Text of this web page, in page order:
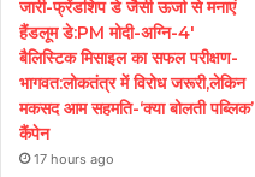
जारी-फ्रेंडशिप डे जैसी ऊर्जा से मनाएं
हैंडलूम डे:PM मोदी-अग्नि-4′
बैलिस्टिक मिसाइल का सफल परीक्षण-
भागवत:लोकतंत्र में विरोध जरूरी,लेकिन
मकसद आम सहमति-‘क्या बोलती पब्लिक’
कैंपेन
17 hours ago